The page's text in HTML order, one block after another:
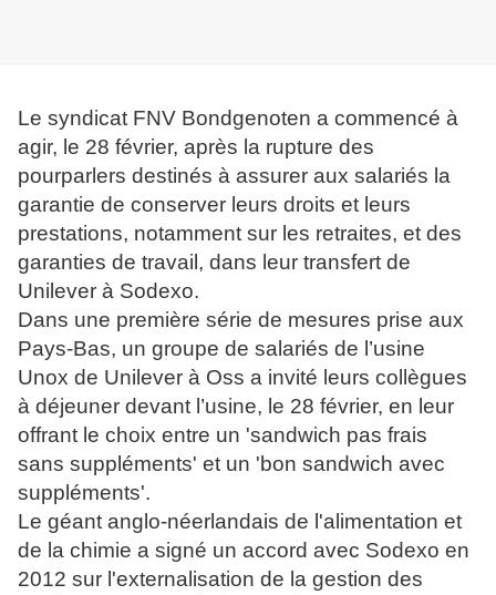
Le syndicat FNV Bondgenoten a commencé à
agir, le 28 février, après la rupture des
pourparlers destinés à assurer aux salariés la
garantie de conserver leurs droits et leurs
prestations, notamment sur les retraites, et des
garanties de travail, dans leur transfert de
Unilever à Sodexo.
Dans une première série de mesures prise aux
Pays-Bas, un groupe de salariés de l’usine
Unox de Unilever à Oss a invité leurs collègues
à déjeuner devant l’usine, le 28 février, en leur
offrant le choix entre un 'sandwich pas frais
sans suppléments' et un 'bon sandwich avec
suppléments'.
Le géant anglo-néerlandais de l'alimentation et
de la chimie a signé un accord avec Sodexo en
2012 sur l'externalisation de la gestion des